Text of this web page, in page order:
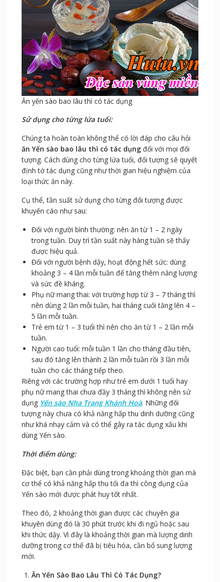
Ăn yến sào bao lâu thì có tác dụng
Sử dụng cho từng lứa tuổi:
Chúng ta hoàn toàn không thể có lời đáp cho câu hỏi
ăn Yến sào bao lâu thì có tác dụng đối với mọi đối
tượng. Cách dùng cho từng lứa tuổi, đối tượng sẽ quyết
định tớ tác dụng cũng như thời gian hiệu nghiệm của
loại thức ăn này.
Cụ thể, tần suất sử dụng cho từng đối tượng được
khuyến cáo như sau:
Đối với người bình thường: nên ăn từ 1 – 2 ngày
trong tuần. Duy trì tần suất này hàng tuần sẽ thấy
được hiệu quả.
Đối với người bệnh dậy, hoạt động hết sức: dùng
khoảng 3 – 4 lần mỗi tuần để tăng thêm năng lượng
và sức đề kháng.
Phụ nữ mang thai: với trường hợp từ 3 – 7 tháng thì
nên dùng 2 lần mỗi tuần, hai tháng cuối tăng lên 4 –
5 lần mỗi tuần.
Trẻ em từ 1 – 3 tuổi thì nên cho ăn từ 1 – 2 lần mỗi
tuần.
Người cao tuổi: mỗi tuần 1 lần cho tháng đầu tiên,
sau đó tăng lên thành 2 lần mỗi tuần rồi 3 lần mỗi
tuần cho các tháng tiếp theo.
Riêng với các trường hợp như trẻ em dưới 1 tuổi hay
phụ nữ mang thai chưa đầy 3 tháng thì không nên sử
dụng Yến sào Nha Trang Khánh Hoà. Những đối
tượng này chưa có khả năng hấp thu dinh dưỡng cũng
như khá nhạy cảm và có thể gây ra tác dụng xấu khi
dùng Yến sào.
Thời điểm dùng:
Đặc biệt, bạn cần phải dùng trong khoảng thời gian mà
cơ thể có khả năng hấp thu tối đa thì công dụng của
Yến sào mới được phát huy tốt nhất.
Theo đó, 2 khoảng thời gian được các chuyên gia
khuyên dùng đó là 30 phút trước khi đi ngủ hoặc sau
khi thức dậy. Vì đây là khoảng thời gian mà lượng dinh
dưỡng trong cơ thể đã bị tiêu hóa, cần bổ sung lượng
mới.
Ăn Yến Sào Bao Lâu Thì Có Tác Dụng?